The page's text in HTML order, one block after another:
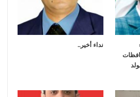
نداء أخير..